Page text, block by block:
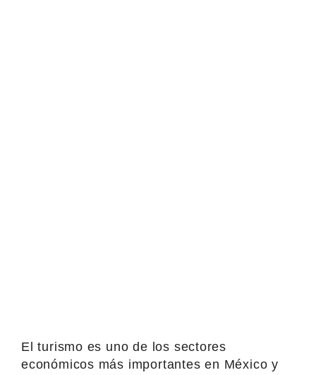
El turismo es uno de los sectores
económicos más importantes en México y